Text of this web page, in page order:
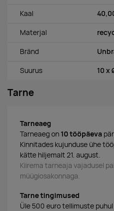
Kaal
Materjal
Bränd
Suurus 10 x
Tarne
Tarneaeg
Tarneaeg on 10 tööpäeva
Kinnitades kujunduse ühe
kätte hiljemalt 21. august.
Kiirema tarneaja vajadusel
müügiosakonnaga.
Tarne tingimused
Üle 500 euro tellimuste